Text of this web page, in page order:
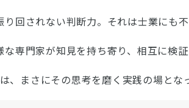
回されない判断力。それは士業にも不
専門家が知見を持ち寄り、相互に検
、まさにその思考を磨く実践の場とな